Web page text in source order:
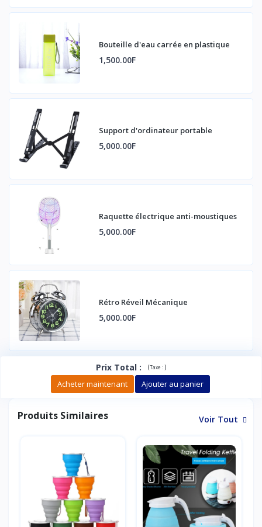
Bouteille d'eau carrée en plastique
1,500.00F
Support d'ordinateur portable
5,000.00F
Raquette électrique anti-moustiques
5,000.00F
Rétro Réveil Mécanique
5,000.00F
Prix Total : (Taxe :)
Acheter maintenant Ajouter au panier
Produits Similaires Voir Tout